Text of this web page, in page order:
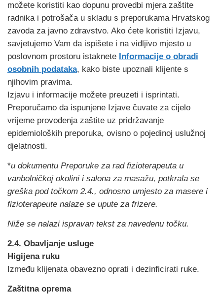
možete koristiti kao dopunu provedbi mjera zaštite
radnika i potrošača u skladu s preporukama Hrvatskog
zavoda za javno zdravstvo. Ako ćete koristiti Izjavu,
savjetujemo Vam da ispišete i na vidljivo mjesto u
poslovnom prostoru istaknete Informacije o obradi
osobnih podataka, kako biste upoznali klijente s
njihovim pravima.
Izjavu i informacije možete preuzeti i isprintati.
Preporučamo da ispunjene Izjave čuvate za cijelo
vrijeme provođenja zaštite uz pridržavanje
epidemioloških preporuka, ovisno o pojedinoj uslužnoj
djelatnosti.
*u dokumentu Preporuke za rad fizioterapeuta u
vanbolničkoj okolini i salona za masažu, potkrala se
greška pod točkom 2.4., odnosno umjesto za masere i
fizioterapeute nalaze se upute za frizere.
Niže se nalazi ispravan tekst za navedenu točku.
2.4. Obavljanje usluge
Higijena ruku
Između klijenata obavezno oprati i dezinficirati ruke.
Zaštitna oprema